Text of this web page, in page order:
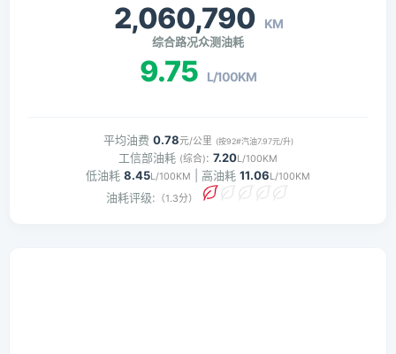
2,060,790 KM
综合路况众测油耗
9.75 L/100KM
平均油费 0.78元/公里 (按92#汽油7.97元/升)
工信部油耗 (综合): 7.20L/100KM
低油耗 8.45L/100KM | 高油耗 11.06L/100KM
油耗评级: （1.3分）